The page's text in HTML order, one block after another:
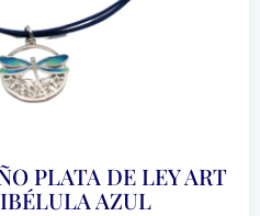
PLATA DE LEY ART
AZUL